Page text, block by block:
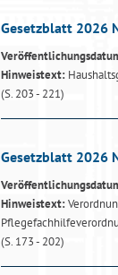
Gesetzblatt 2026
Hinweistext:
(S. 203 - 221)
Gesetzblatt 2026
Hinweistext:
(S. 173 - 202)